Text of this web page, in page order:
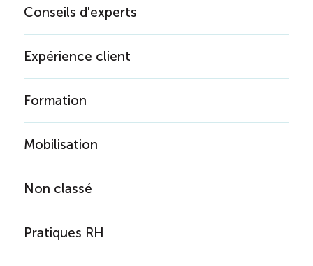
Conseils d'experts
Expérience client
Formation
Mobilisation
Non classé
Pratiques RH